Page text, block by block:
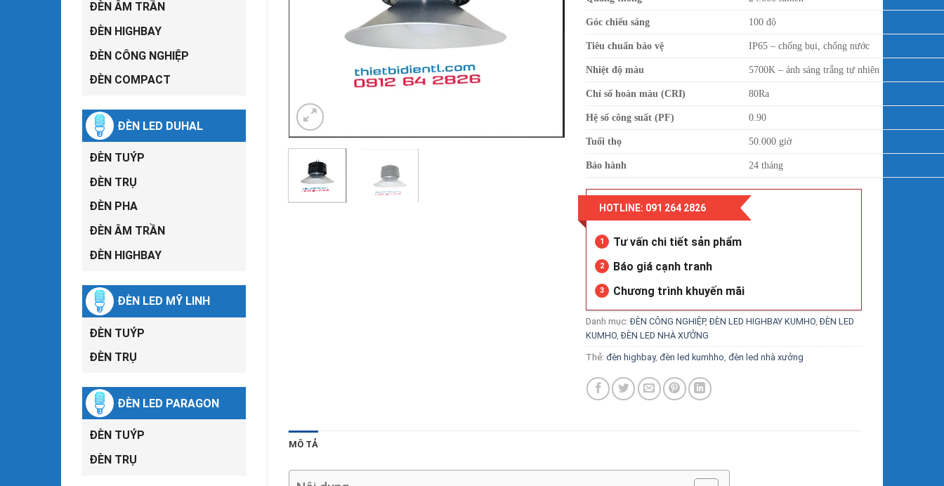
ĐÈN ÂM TRẦN
ĐÈN HIGHBAY
ĐÈN CÔNG NGHIỆP
ĐÈN COMPACT
ĐÈN LED DUHAL
ĐÈN TUÝP
ĐÈN TRỤ
ĐÈN PHA
ĐÈN ÂM TRẦN
ĐÈN HIGHBAY
ĐÈN LED MỸ LINH
ĐÈN TUÝP
ĐÈN TRỤ
ĐÈN LED PARAGON
ĐÈN TUÝP
ĐÈN TRỤ
Góc chiếu sáng 100 độ
Tiêu chuẩn bảo vệ IP65 – chống bụi, chống nước
Nhiệt độ màu 5700K – ánh sáng trắng tự nhiên
Chỉ số hoàn màu (CRI) 80Ra
Hệ số công suất (PF) 0.90
Tuổi thọ 50.000 giờ
Bảo hành 24 tháng
HOTLINE: 091 264 2826
1 Tư vấn chi tiết sản phẩm
2 Báo giá cạnh tranh
3 Chương trình khuyến mãi
Danh mục:ĐÈN CÔNG NGHIỆP,ĐÈN LED HIGHBAY KUMHO,ĐÈN LED
KUMHO,ĐÈN LED NHÀ XƯỞNG
Thẻ: đèn highbay, đèn led kumhho, đèn led nhà xưởng
MÔ TẢ